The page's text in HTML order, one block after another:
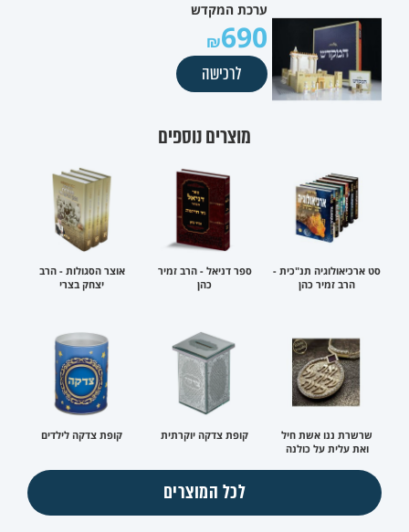
ערכת המקדש
690
לרכישה
מוצרים נוספים
סט ארכיאולוגיה תנ"כית -
הרב זמיר כהן
ספר דניאל - הרב זמיר
כהן
אוצר הסגולות - הרב
יצחק בצרי
שרשרת ננו אשת חיל
ואת עלית על כולנה
קופת צדקה יוקרתית קופת צדקה לילדים
לכל המוצרים